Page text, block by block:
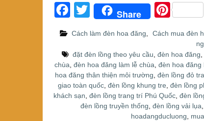
F
c
e
b
o
o
T
tt
er
Share
Pi
er
e
st
Cách làm đèn hoa đăng Cách mua đèn
đặt đèn lồng theo yêu cầu đèn hoa đăng
chùa đèn hoa đăng làm lễ chùa đèn hoa đăng
hoa đăng thân thiện môi trường đèn lồng đỏ
giao toàn quốc, đèn lồng khung tre đèn lồng
khách sạn đèn lồng trang trí Phú Quốc, đèn
đèn lồng truyền thống đèn lồng vải lụa
hoadangducluong